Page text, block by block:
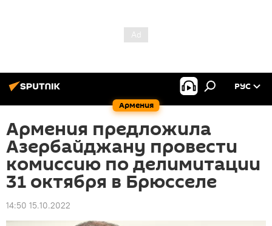
Армения
РУС
Армения предложила
Азербайджану провести
комиссию по делимитации
31 октября в Брюсселе
14:50 15.10.2022